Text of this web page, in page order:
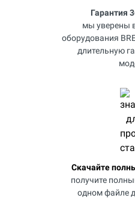
Гарантия
мы уверены
оборудования
длительную
Скачайте
получите
одном файле